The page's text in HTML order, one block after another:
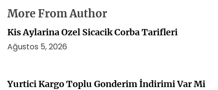
More From Author
Kis Aylarina Ozel Sicacik Corba Tarifleri
Ağustos 5, 2026
Yurtici Kargo Toplu Gonderim İndirimi Var Mi